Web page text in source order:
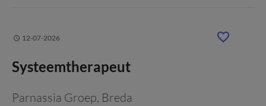
12-07-2026
Systeemtherapeut
Parnassia Groep, Breda